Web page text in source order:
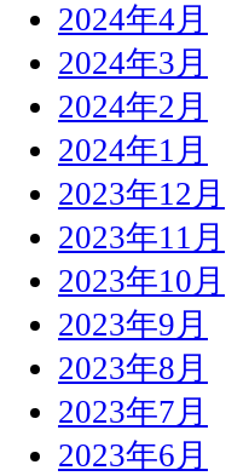
2024年4月
2024年3月
2024年2月
2024年1月
2023年12月
2023年11月
2023年10月
2023年9月
2023年8月
2023年7月
2023年6月